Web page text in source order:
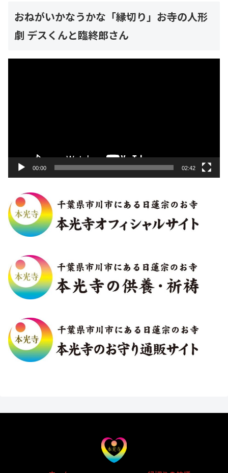
おねがいかなうかな「縁切り」お寺の人形
劇 デスくんと臨終郎さん
00:00 02:42